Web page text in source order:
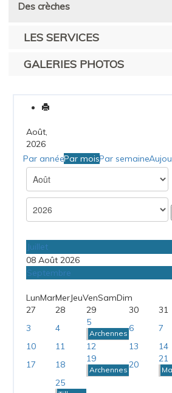
Des crèches
LES SERVICES
GALERIES PHOTOS
Août,
2026
Par annéePar moisPar semaine
Juillet
08 Août 2026
Septembre
LunMarMerJeuVenSamDim
27
28 29 30 31
3
4
5
Archennes 6 7
10
11 12 13 14
17
18
19
Archennes 20
21
25